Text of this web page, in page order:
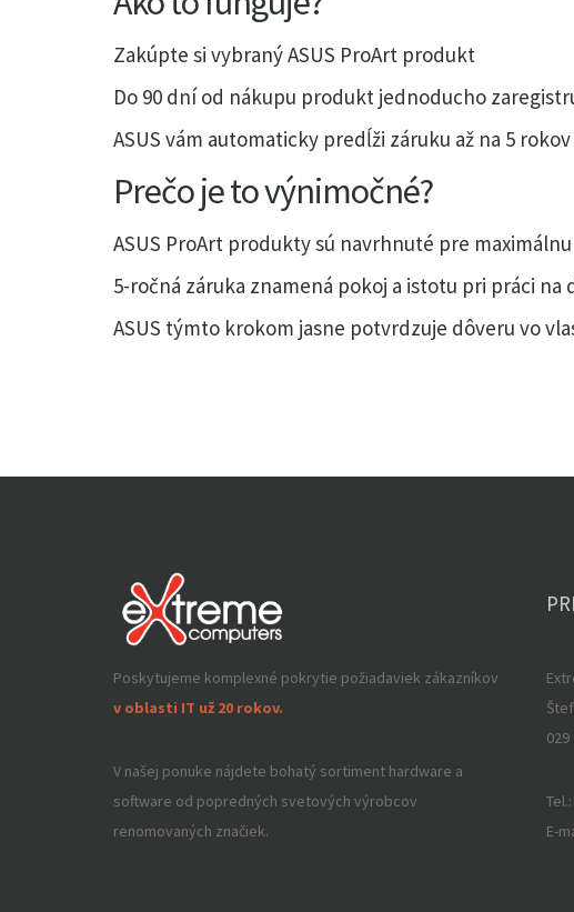
Zakúpte si vybraný ASUS ProArt produkt
Do 90 dní od nákupu produkt jednoducho
ASUS vám automaticky predĺži záruku až na 5
Prečo je to výnimočné?
ASUS ProArt produkty sú navrhnuté pre
5-ročná záruka znamená pokoj a istotu pri práci
ASUS týmto krokom jasne potvrdzuje dôveru vo
Poskytujeme komplexné pokrytie požiadaviek zákazníkov
v oblasti IT už 20 rokov.
V našej ponuke nájdete bohatý sortiment hardware a
software od popredných svetových výrobcov
renomovaných značiek.
E-